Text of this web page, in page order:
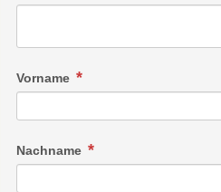
Vorname
Nachname